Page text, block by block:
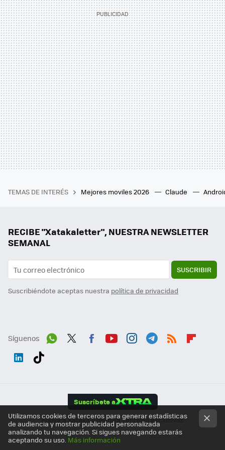
TEMAS DE INTERÉS Mejores moviles 2026 Claude
RECIBE "Xatakaletter", NUESTRA NEWSLETTER
SEMANAL
SUSCRIBIR
Suscribiéndote aceptas nuestra política de privacidad
Síguenos
n
Suscríbete a
Apoya a Xataka y disfruta ventajas exclusivas
Utilizamos cookies de terceros para generar estadísticas
de audiencia y mostrar publicidad personalizada
analizando tu navegación. Si sigues navegando estarás
aceptando su uso. Más información